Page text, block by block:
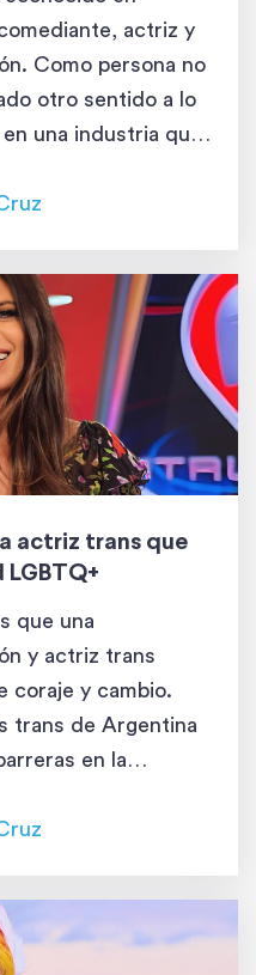
actriz y
Como persona no
otro sentido a lo
una industria que
estándares
contagioso, su
actriz trans que
que una
y actriz trans
coraje y cambio.
trans de Argentina
en la
y ha luchado por
Primeros años